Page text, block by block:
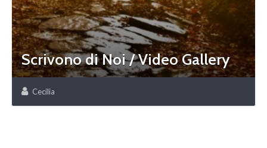
Scrivono di Noi / Video Gallery
Cecilia